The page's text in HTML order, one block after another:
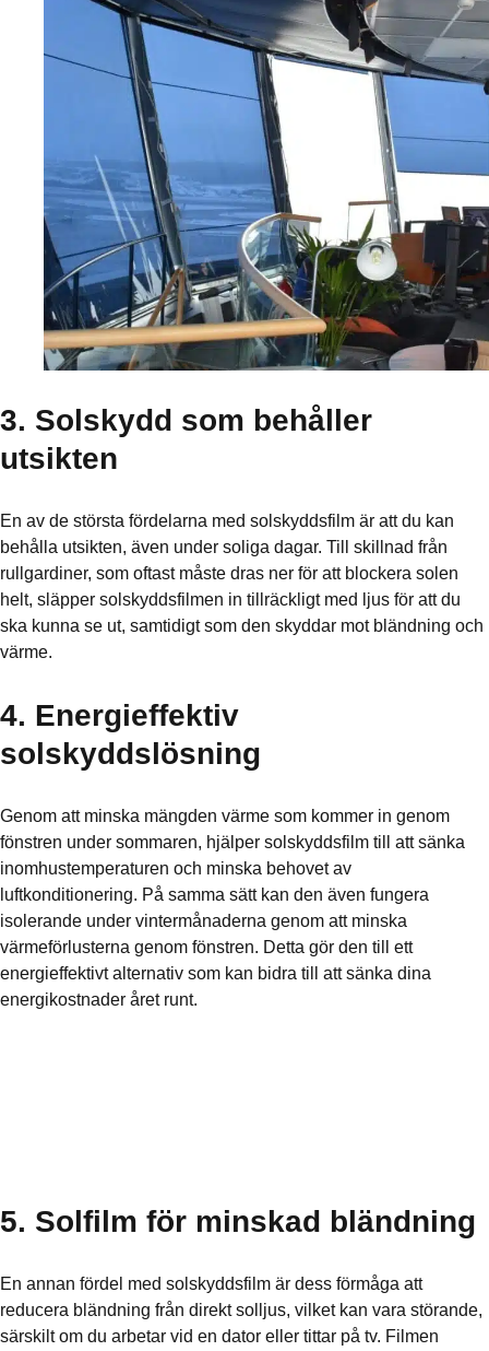
3. Solskydd som behåller
utsikten
En av de största fördelarna med solskyddsfilm är att du kan
behålla utsikten, även under soliga dagar. Till skillnad från
rullgardiner, som oftast måste dras ner för att blockera solen
helt, släpper solskyddsfilmen in tillräckligt med ljus för att du
ska kunna se ut, samtidigt som den skyddar mot bländning och
värme.
4. Energieffektiv
solskyddslösning
Genom att minska mängden värme som kommer in genom
fönstren under sommaren, hjälper solskyddsfilm till att sänka
inomhustemperaturen och minska behovet av
luftkonditionering. På samma sätt kan den även fungera
isolerande under vintermånaderna genom att minska
värmeförlusterna genom fönstren. Detta gör den till ett
energieffektivt alternativ som kan bidra till att sänka dina
energikostnader året runt.
5. Solfilm för minskad bländning
En annan fördel med solskyddsfilm är dess förmåga att
reducera bländning från direkt solljus, vilket kan vara störande,
särskilt om du arbetar vid en dator eller tittar på tv. Filmen